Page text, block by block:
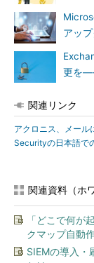
アッ
更を
関連リンク
アクロニス、メール
Securityの日本語で
関連資料（ホ
「どこで何が
クマップ自動
SIEMの導入・